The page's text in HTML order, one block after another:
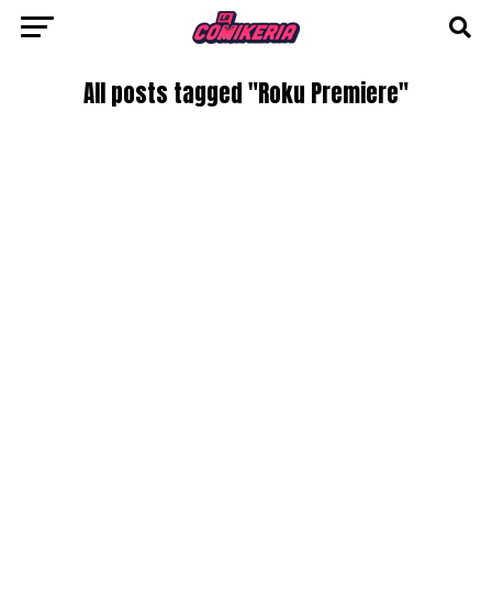
All posts tagged "Roku Premiere"